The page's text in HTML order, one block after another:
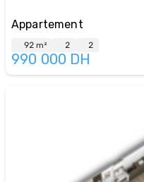
Appartement
92 m² 2 2
990 000 DH